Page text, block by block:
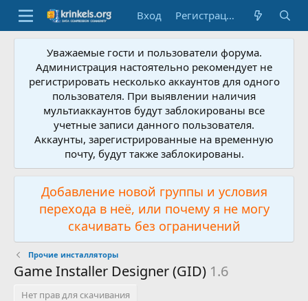
Вход Регистрация
Уважаемые гости и пользователи форума.
Администрация настоятельно рекомендует не
регистрировать несколько аккаунтов для одного
пользователя. При выявлении наличия
мультиаккаунтов будут заблокированы все
учетные записи данного пользователя.
Аккаунты, зарегистрированные на временную
почту, будут также заблокированы.
Добавление новой группы и условия
перехода в неё, или почему я не могу
скачивать без ограничений
Прочие инсталляторы
Game Installer Designer (GID) 1.6
Нет прав для скачивания